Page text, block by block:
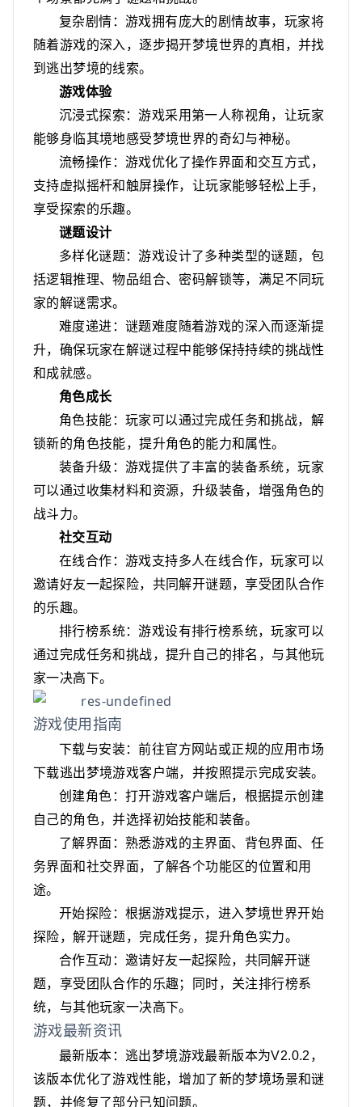
复杂剧情：游戏拥有庞大的剧情故事，玩家将
随着游戏的深入，逐步揭开梦境世界的真相，并找
到逃出梦境的线索。
游戏体验
沉浸式探索：游戏采用第一人称视角，让玩家
能够身临其境地感受梦境世界的奇幻与神秘。
流畅操作：游戏优化了操作界面和交互方式，
支持虚拟摇杆和触屏操作，让玩家能够轻松上手，
享受探索的乐趣。
谜题设计
多样化谜题：游戏设计了多种类型的谜题，包
括逻辑推理、物品组合、密码解锁等，满足不同玩
家的解谜需求。
难度递进：谜题难度随着游戏的深入而逐渐提
升，确保玩家在解谜过程中能够保持持续的挑战性
和成就感。
角色成长
角色技能：玩家可以通过完成任务和挑战，解
锁新的角色技能，提升角色的能力和属性。
装备升级：游戏提供了丰富的装备系统，玩家
可以通过收集材料和资源，升级装备，增强角色的
战斗力。
社交互动
在线合作：游戏支持多人在线合作，玩家可以
邀请好友一起探险，共同解开谜题，享受团队合作
的乐趣。
排行榜系统：游戏设有排行榜系统，玩家可以
通过完成任务和挑战，提升自己的排名，与其他玩
家一决高下。
游戏使用指南
下载与安装：前往官方网站或正规的应用市场
下载逃出梦境游戏客户端，并按照提示完成安装。
创建角色：打开游戏客户端后，根据提示创建
自己的角色，并选择初始技能和装备。
了解界面：熟悉游戏的主界面、背包界面、任
务界面和社交界面，了解各个功能区的位置和用
途。
开始探险：根据游戏提示，进入梦境世界开始
探险，解开谜题，完成任务，提升角色实力。
合作互动：邀请好友一起探险，共同解开谜
题，享受团队合作的乐趣；同时，关注排行榜系
统，与其他玩家一决高下。
游戏最新资讯
最新版本：逃出梦境游戏最新版本为V2.0.2，
该版本优化了游戏性能，增加了新的梦境场景和谜
题，并修复了部分已知问题。